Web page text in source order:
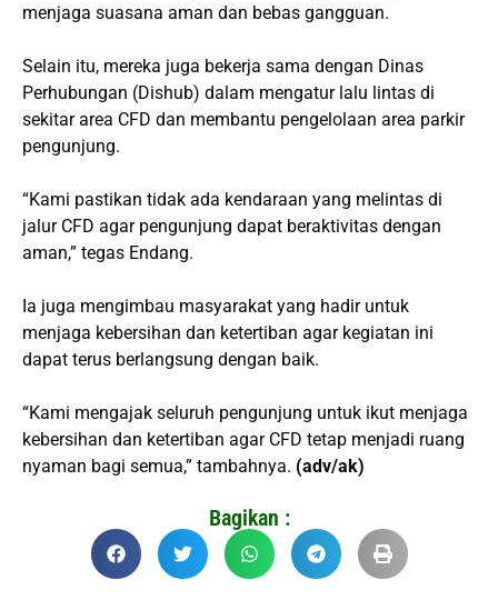
menjaga suasana aman dan bebas gangguan.
Selain itu, mereka juga bekerja sama dengan Dinas
Perhubungan (Dishub) dalam mengatur lalu lintas di
sekitar area CFD dan membantu pengelolaan area parkir
pengunjung.
“Kami pastikan tidak ada kendaraan yang melintas di
jalur CFD agar pengunjung dapat beraktivitas dengan
aman,” tegas Endang.
Ia juga mengimbau masyarakat yang hadir untuk
menjaga kebersihan dan ketertiban agar kegiatan ini
dapat terus berlangsung dengan baik.
“Kami mengajak seluruh pengunjung untuk ikut menjaga
kebersihan dan ketertiban agar CFD tetap menjadi ruang
nyaman bagi semua,” tambahnya. (adv/ak)
Bagikan :